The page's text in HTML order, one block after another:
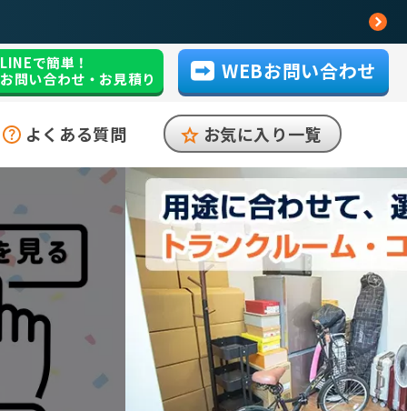
LINEで簡単！
お問い合わせ・お見積り
WEBお問い合わせ
よくある質問 お気に入り一覧